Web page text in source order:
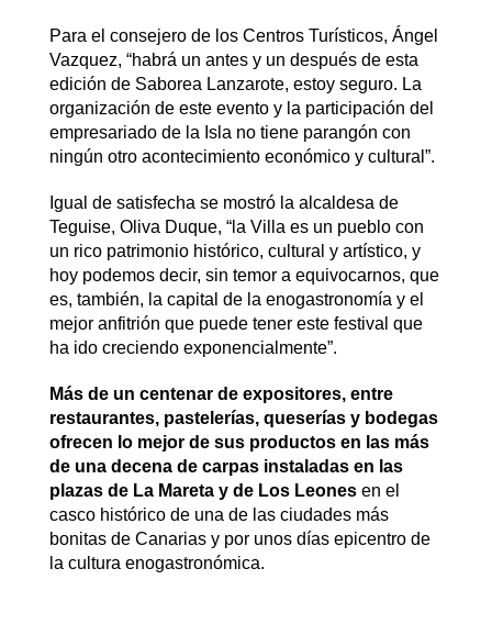
Para el consejero de los Centros Turísticos, Ángel
Vazquez, “habrá un antes y un después de esta
edición de Saborea Lanzarote, estoy seguro. La
organización de este evento y la participación del
empresariado de la Isla no tiene parangón con
ningún otro acontecimiento económico y cultural”.
Igual de satisfecha se mostró la alcaldesa de
Teguise, Oliva Duque, “la Villa es un pueblo con
un rico patrimonio histórico, cultural y artístico, y
hoy podemos decir, sin temor a equivocarnos, que
es, también, la capital de la enogastronomía y el
mejor anfitrión que puede tener este festival que
ha ido creciendo exponencialmente”.
Más de un centenar de expositores, entre
restaurantes, pastelerías, queserías y bodegas
ofrecen lo mejor de sus productos en las más
de una decena de carpas instaladas en las
plazas de La Mareta y de Los Leonesen el
casco histórico de una de las ciudades más
bonitas de Canarias y por unos días epicentro de
la cultura enogastronómica.